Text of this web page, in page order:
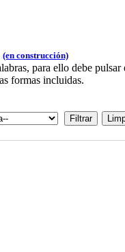
(en construcción)
para ello debe
formas incluidas.